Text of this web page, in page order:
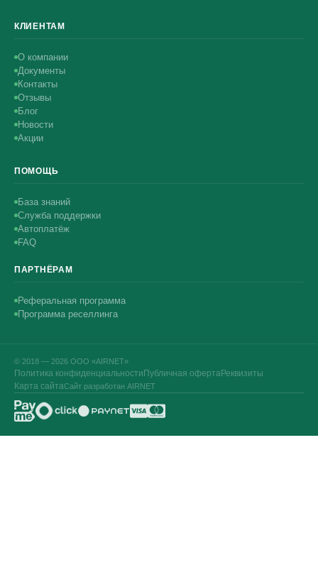
КЛИЕНТАМ
О компании
Документы
Контакты
Отзывы
Блог
Новости
Акции
ПОМОЩЬ
База знаний
Служба поддержки
Автоплатёж
FAQ
ПАРТНЁРАМ
Реферальная программа
Программа реселлинга
© 2018 — 2026 ООО «AIRNET»
Политика конфиденциальности Публичная офертаРеквизиты
Карта сайтаСайт разработан AIRNET